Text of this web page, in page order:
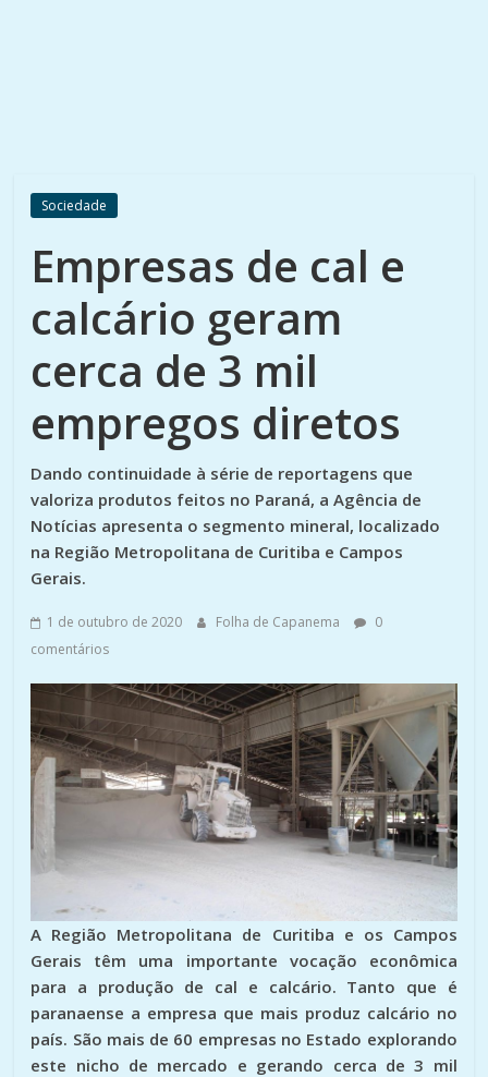
Sociedade
Empresas de cal e
calcário geram
cerca de 3 mil
empregos diretos
Dando continuidade à série de reportagens que
valoriza produtos feitos no Paraná, a Agência de
Notícias apresenta o segmento mineral, localizado
na Região Metropolitana de Curitiba e Campos
Gerais.
1 de outubro de 2020 Folha de Capanema
0
comentários
A Região Metropolitana de Curitiba e os Campos
Gerais têm uma importante vocação econômica
para a produção de cal e calcário. Tanto que é
paranaense a empresa que mais produz calcário no
país. São mais de 60 empresas no Estado explorando
este nicho de mercado e gerando cerca de 3 mil